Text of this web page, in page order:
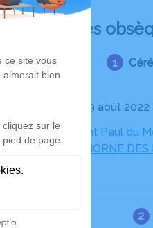
Déroulé des
Le lundi 29 août
Eglise Saint Paul du
JEUNES MORNE